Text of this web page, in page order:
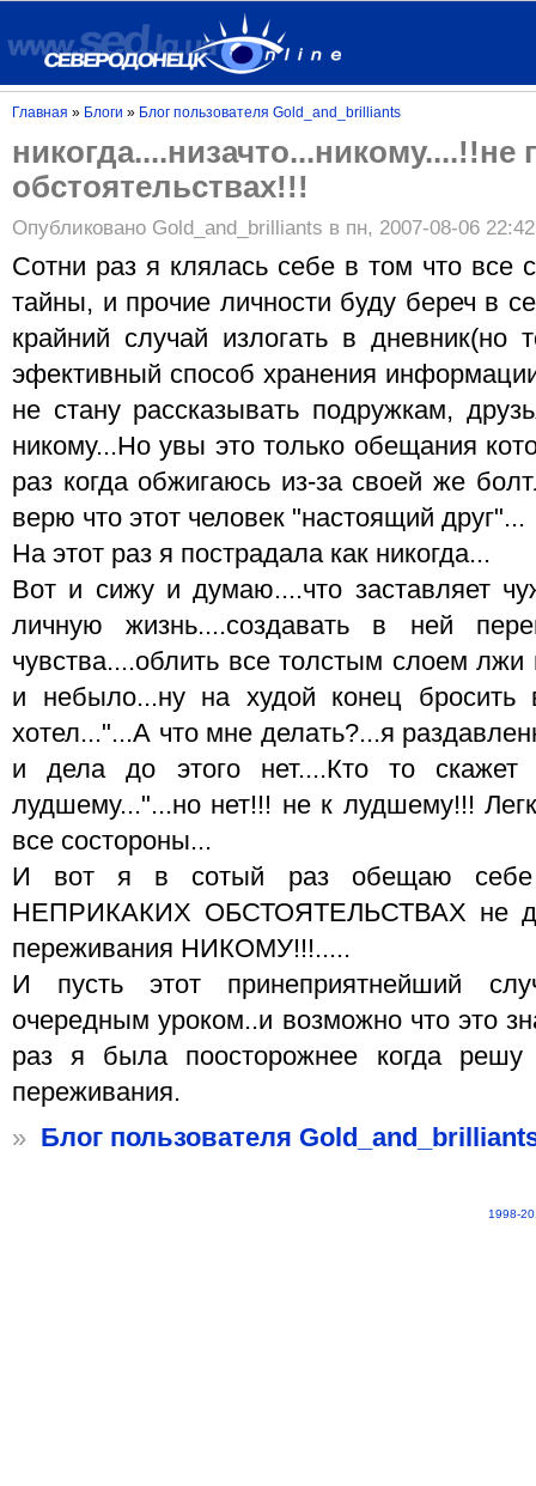
Главная » Блоги » Блог пользователя Gold_and_brilliants
никогда....низачто...никому....!!не
обстоятельствах!!!
Опубликовано Gold_and_brilliants в пн, 2007-08-06
Сотни раз я клялась себе в том что все
тайны, и прочие личности буду береч в
крайний случай излогать в дневник(но
эфективный способ хранения
не стану рассказывать подружкам,
никому...Но увы это только обещания
раз когда обжигаюсь из-за своей же
верю что этот человек "настоящий друг"...
На этот раз я пострадала как никогда...
Вот и сижу и думаю....что заставляет
личную жизнь....создавать в ней
чувства....облить все толстым слоем лжи
и небыло...ну на худой конец
хотел..."...А что мне делать?...я
и дела до этого нет....Кто то
лудшему..."...но нет!!! не к лудшему!!!
все состороны...
И вот я в сотый раз обещаю
НЕПРИКАКИХ ОБСТОЯТЕЛЬСТВАХ не
переживания НИКОМУ!!!.....
И пусть этот принеприятнейший
очередным уроком..и возможно что это
раз я была поосторожнее когда решу
переживания.
» Блог пользователя
1998-